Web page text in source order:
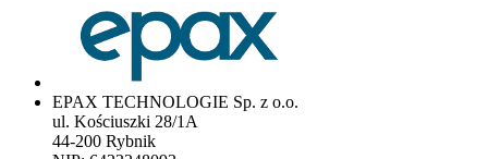
EPAX TECHNOLOGIE Sp. z o.o.
ul. Kościuszki 28/1A
44-200 Rybnik